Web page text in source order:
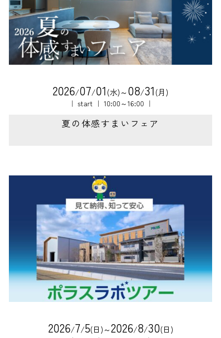
2026/07/01(水)～08/31(月)
｜ start ｜ 10:00～16:00 ｜
夏の体感すまいフェア
2026/7/5(日)～2026/8/30(日)